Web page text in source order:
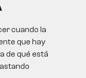
cuando la
que hay
de qué está